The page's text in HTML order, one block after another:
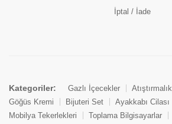
İptal / İade
Kategoriler: Gazlı İçecekler Atıştırmalık
Göğüs Kremi
Bijuteri Set
Ayakkabı Cilası
Mobilya Tekerlekleri
Toplama Bilgisayarlar